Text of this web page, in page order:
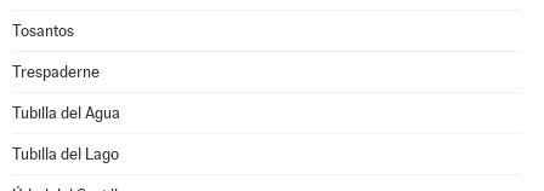
Tosantos
Trespaderne
Tubilla del Agua
Tubilla del Lago